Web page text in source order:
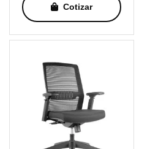
desde
$153.000
hasta
Cotizar